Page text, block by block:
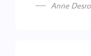
Anne